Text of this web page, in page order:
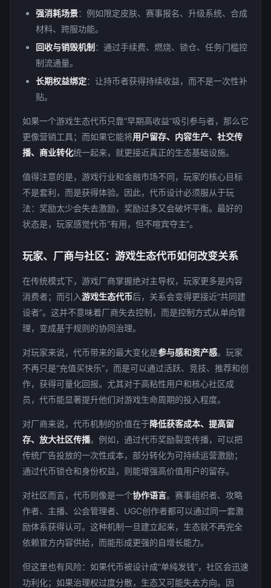
强消耗场景：例如限定皮肤、赛事报名、升级系统、合成
材料、跨服功能。
回收与销毁机制 ：通过手续费、燃烧、锁仓、任务门槛控
制流通量。
长期权益绑定：让持币者获得持续收益，而不是一次性补
贴。
如果一个游戏生态代币只靠“早期高收益”吸引参与者，那么它
更像营销工具；而如果它能将用户留存、内容生产、社交传
播、商业转化统一起来，就更接近真正的生态基础设施。
值得注意的是，游戏行业和金融市场不同，玩家的核心目标
不是套利，而是获得体验。因此，代币设计必须服从于玩
法：奖励太少会失去激励，奖励过多又会破坏平衡。最好的
状态是，玩家感觉代币“有用，但不喧宾夺主”。
玩家、厂商与社区：游戏生态代币如何改变关系
在传统模式下，游戏厂商掌握绝对主导权，玩家更多是内容
消费者；而引入游戏生态代币后，关系会变得更接近“共同建
设者”。这并不意味着厂商失去控制，而是控制方式从单向管
理，变成基于规则的协同治理。
对玩家来说，代币带来的最大变化是参与感和资产感。玩家
不再只是“充值买快乐”，而是可以通过活跃、竞技、推荐和创
作，获得可量化回报。尤其对于高粘性用户和核心社区成
员，代币能显著提升他们对游戏生命周期的投入程度。
对厂商来说，代币机制的价值在于降低获客成本、提高留
存、放大社区传播。例如，通过代币奖励裂变传播，可以把
传统广告投放的一次性成本，部分转化为可持续运营激励；
通过代币锁仓和身份权益，则能增强高价值用户的留存。
对社区而言，代币则像是一个协作语言。赛事组织者、攻略
作者、主播、公会管理者、UGC创作者都可以通过同一套激
励体系获得认可。这种机制一旦建立起来，生态就不再完全
依赖官方内容供给，而能形成更强的自增长能力。
但这里也有风险：如果代币被设计成“单纯发钱”，社区会迅速
功利化；如果治理权过度分散，生态又可能失去方向。因